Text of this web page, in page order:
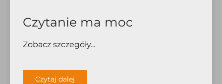
Czytanie ma moc
Zobacz szczegóły...
Czytaj dalej